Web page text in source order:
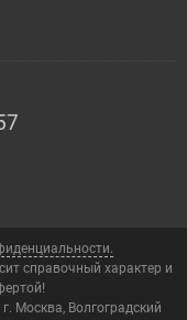
справочный характер и
Москва, Волгоградский